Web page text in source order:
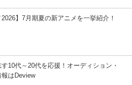
2026】7月期夏の新アニメを一挙紹介！
10代～20代を応援！オーディション・
はDeview